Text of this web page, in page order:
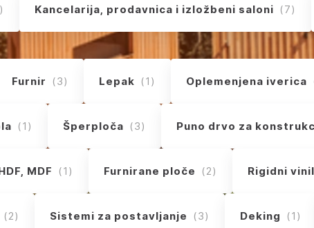
Kancelarija, prodavnica i izložbeni saloni (7)
Furnir (3) Lepak (1) Oplemenjena iverica
(1) Šperploča (3) Puno drvo za
MDF (1) Furnirane ploče (2) Rigidni vinil
(2) Sistemi za postavljanje (3) Deking (1)